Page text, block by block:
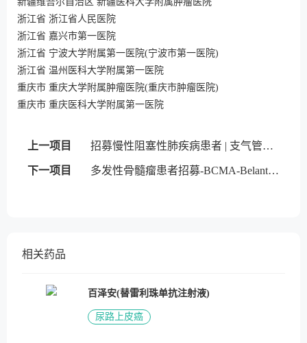
浙江省 浙江省人民医院
浙江省 嘉兴市第一医院
浙江省 宁波大学附属第一医院(宁波市第一医院)
浙江省 温州医科大学附属第一医院
重庆市 重庆大学附属肿瘤医院(重庆市肿瘤医院)
重庆市 重庆医科大学附属第一医院
上一项目 招募慢性阻塞性肺疾病患者 | 支气管内活瓣
下一项目 多发性骨髓瘤患者招募-BCMA-Belantamab mafodotin
相关药品
百泽安(替雷利珠单抗注射液)
尿路上皮癌